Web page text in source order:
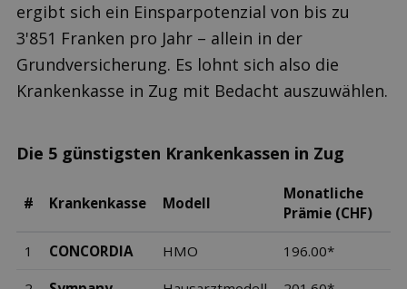
ergibt sich ein Einsparpotenzial von bis zu
3'851 Franken pro Jahr – allein in der
Grundversicherung. Es lohnt sich also die
Krankenkasse in Zug mit Bedacht auszuwählen.
Die 5 günstigsten Krankenkassen in Zug
# Krankenkasse Modell
Monatliche
Prämie (CHF)
1 CONCORDIA HMO 196.00*